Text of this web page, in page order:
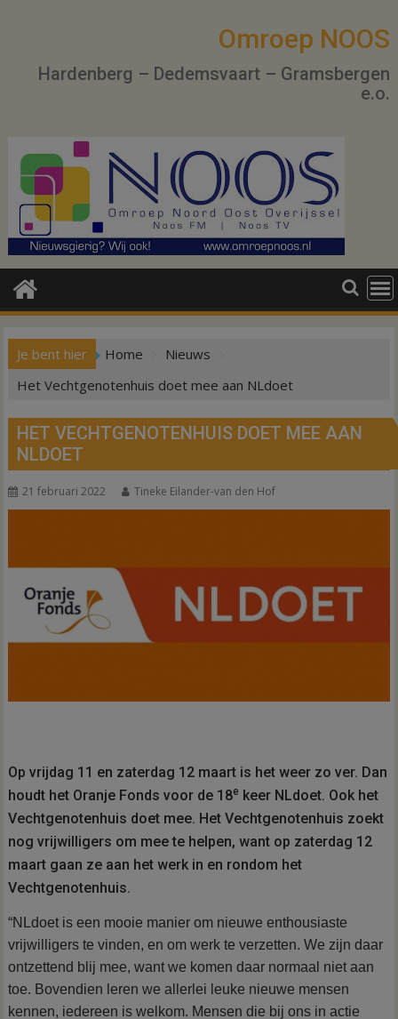
Omroep NOOS
Hardenberg – Dedemsvaart – Gramsbergen
e.o.
Je bent hier Home
Nieuws
Het Vechtgenotenhuis doet mee aan NLdoet
HET VECHTGENOTENHUIS DOET MEE AAN
NLDOET
21 februari 2022 Tineke Eilander-van den Hof
Op vrijdag 11 en zaterdag 12 maart is het weer zo ver. Dan
houdt het Oranje Fonds voor de 18e keer NLdoet. Ook het
Vechtgenotenhuis doet mee. Het Vechtgenotenhuis zoekt
nog vrijwilligers om mee te helpen, want op zaterdag 12
maart gaan ze aan het werk in en rondom het
Vechtgenotenhuis.
“NLdoet is een mooie manier om nieuwe enthousiaste
vrijwilligers te vinden, en om werk te verzetten. We zijn daar
ontzettend blij mee, want we komen daar normaal niet aan
toe. Bovendien leren we allerlei leuke nieuwe mensen
kennen, iedereen is welkom. Mensen die bij ons in actie